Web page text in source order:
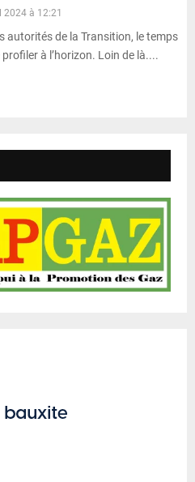
2024 à 12:21
autorités de la Transition, le temps
à l’horizon. Loin de là....